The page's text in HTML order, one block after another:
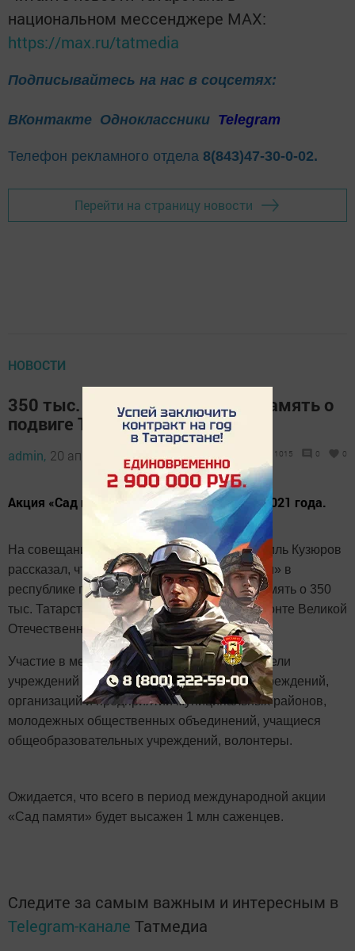
национальном мессенджере MАХ:
https://max.ru/tatmedia
Подписывайтесь на нас в соцсетях:
ВКонтакте Одноклассники Telegram
Телефон рекламного отдела 8(843)47-30-0-02.
Перейти на страницу новости
НОВОСТИ
350 тыс. саженцев высадят в память о
подвиге Татарстанев
admin, 20 апреля 2021 - 12:57 1015 0 0
Акция «Сад памяти» в РТ пройдет в 8 мая 2021 года.
На совещание в Казани Минлесхоза РТ Равиль Кузюров
рассказал, что благодаря акции «Сад памяти» в
республике посядяд 350 тыс. саженцев в память о 350
тыс. Татарстанцев – которые погибли на фронте Великой
Отечественной войны.
Участие в мероприятие примут ппредставители
учреждений Минлесхоза РТ, исполкомов, учреждений,
организаций и предприятий муниципальных районов,
молодежных общественных объединений, учащиеся
общеобразовательных учреждений, волонтеры.
Ожидается, что всего в период международной акции
«Сад памяти» будет высажен 1 млн саженцев.
Следите за самым важным и интересным в
Telegram-канале Татмедиа